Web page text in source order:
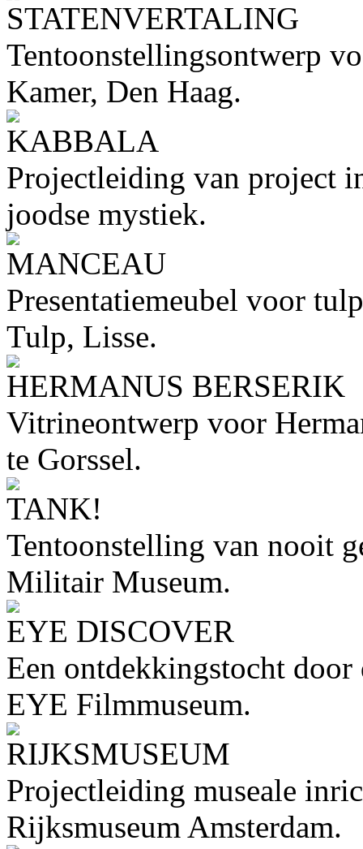
STATENVERTALING
Tentoonstellingsontwerp
Kamer, Den Haag.
KABBALA
Projectleiding van project
joodse mystiek.
MANCEAU
Presentatiemeubel voor
Tulp, Lisse.
HERMANUS BERSERIK
Vitrineontwerp voor
te Gorssel.
TANK!
Tentoonstelling van nooit
Militair Museum.
EYE DISCOVER
Een ontdekkingstocht
EYE Filmmuseum.
RIJKSMUSEUM
Projectleiding museale
Rijksmuseum Amsterdam.